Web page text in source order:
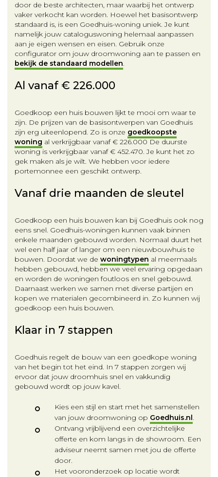
door de beste architecten, maar waarbij het ontwerp
vaker verkocht kan worden. Hoewel het basisontwerp
standaard is, is een Goedhuis-woning uniek. Je kunt
namelijk jouw cataloguswoning helemaal aanpassen
aan je eigen wensen en eisen. Gebruik onze
configurator om jouw droomwoning aan te passen en
bekijk de standaard modellen.
Al vanaf € 226.000
Goedkoop een huis bouwen lijkt te mooi om waar te
zijn. De prijzen van de basisontwerpen van Goedhuis
zijn erg uiteenlopend. Zo is onze goedkoopste
woning al verkrijgbaar vanaf€ 226.000 De duurste
woning is verkrijgbaar vanaf€ 452.470. Je kunt het zo
gek maken als je wilt. We hebben voor iedere
portemonnee een geschikt ontwerp.
Vanaf drie maanden de sleutel
Goedkoop een huis bouwen kan bij Goedhuis ook nog
eens snel. Goedhuis-woningen kunnen vaak binnen
enkele maanden gebouwd worden. Normaal duurt het
wel een half jaar of langer om een nieuwbouwhuis te
bouwen. Doordat we de woningtypen al meermaals
hebben gebouwd, hebben we veel ervaring opgedaan
en worden de woningen foutloos en snel gebouwd.
Daarnaast werken we samen met diverse partijen en
kopen we materialen gecombineerd in. Zo kunnen wij
goedkoop een huis bouwen.
Klaar in 7 stappen
Goedhuis regelt de bouw van een goedkope woning
van het begin tot het eind. In 7 stappen zorgen wij
ervoor dat jouw droomhuis snel en vakkundig
gebouwd wordt op jouw kavel.
Kies een stijl en start met het samenstellen
van jouw droomwoning op Goedhuis.nl.
Ontvang vrijblijvend een overzichtelijke
offerte en kom langs in de showroom. Een
adviseur neemt samen met jou de offerte
door.
Het vooronderzoek op locatie wordt